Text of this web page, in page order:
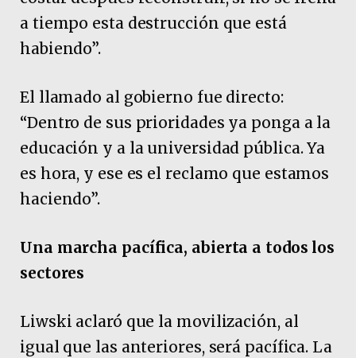
a tiempo esta destrucción que está
habiendo”.
El llamado al gobierno fue directo:
“Dentro de sus prioridades ya ponga a la
educación y a la universidad pública. Ya
es hora, y ese es el reclamo que estamos
haciendo”.
Una marcha pacífica, abierta a todos los
sectores
Liwski aclaró que la movilización, al
igual que las anteriores, será pacífica. La